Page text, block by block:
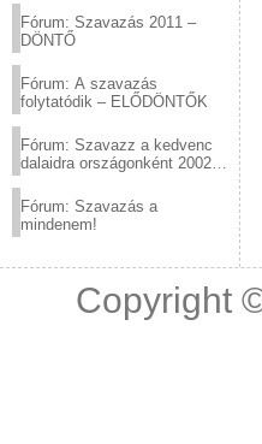
Fórum: Szavazás 2011 –
DÖNTŐ
Fórum: A szavazás
folytatódik – ELŐDÖNTŐK
Fórum: Szavazz a kedvenc
dalaidra országonként 2002
Fórum: Szavazás a
mindenem!
Copyright